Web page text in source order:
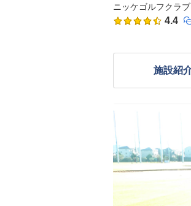
ニッケゴルフクラ
4.4
施設紹